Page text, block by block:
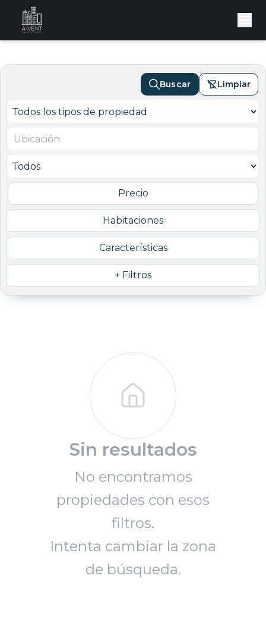
Precio
Habitaciones
Características
+ Filtros
Buscar Limpiar
Sin resultados
No encontramos
propiedades con esos
filtros.
Intenta cambiar la zona
de búsqueda.